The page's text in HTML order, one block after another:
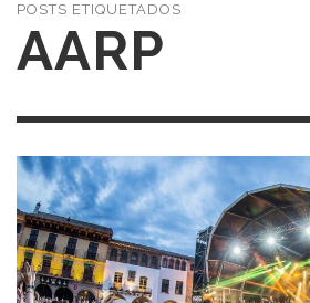
POSTS ETIQUETADOS
AARP